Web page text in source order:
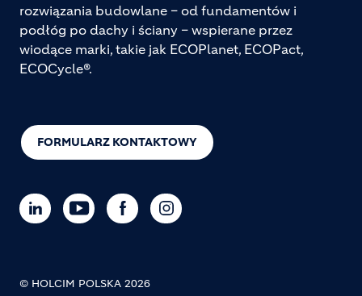
FORMULARZ KONTAKTOWY
rozwiązania budowlane – od fundamentów i
podłóg po dachy i ściany – wspierane przez
wiodące marki, takie jak ECOPlanet, ECOPact,
ECOCycle®.
© HOLCIM POLSKA 2026